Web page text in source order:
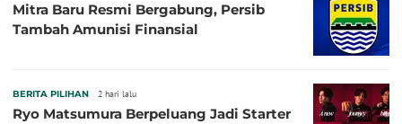
Mitra Baru Resmi Bergabung, Persib
Tambah Amunisi Finansial
BERITA PILIHAN 2 hari lalu
Ryo Matsumura Berpeluang Jadi Starter